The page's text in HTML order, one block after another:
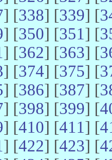
] [338] [339] [
] [350] [351] [
] [362] [363] [
] [374] [375] [
] [386] [387] [
] [398] [399] [
] [410] [411] [
] [422] [423] [